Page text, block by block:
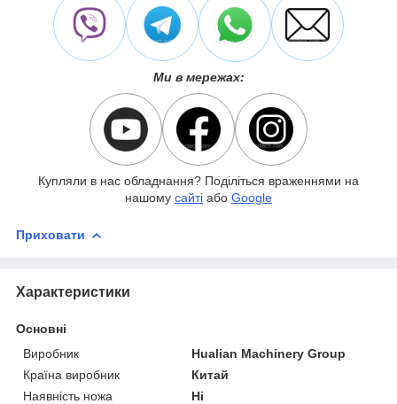
Ми в мережах:
Купляли в нас обладнання? Поділіться враженнями на
нашому сайті або Google
Приховати
Характеристики
Основні
Виробник
Hualian Machinery Group
Країна виробник
Китай
Наявність ножа
Ні